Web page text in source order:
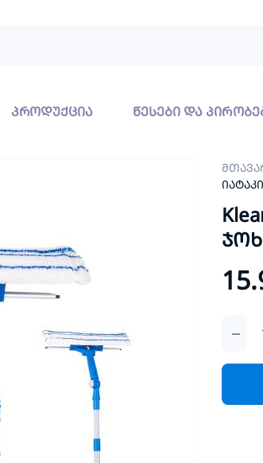
პროდუქცია წესები და